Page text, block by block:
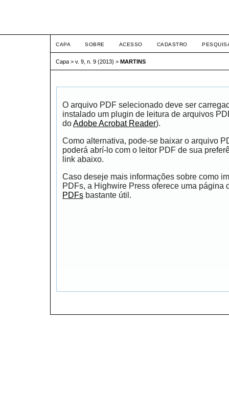
CAPA SOBRE ACESSO CADASTRO
Capa > v. 9, n. 9 (2013) > MARTINS
O arquivo PDF selecionado deve ser
instalado um plugin de leitura de arquivos
doAdobe Acrobat Reader).
Como alternativa, pode-se baixar o arquivo
poderá abrí-lo com o leitor PDF de sua
link abaixo.
Caso deseje mais informações sobre como
PDFs, a Highwire Press oferece uma página
PDFs bastante útil.